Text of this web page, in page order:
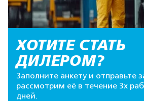
ХОТИТЕ СТАТЬ
ДИЛЕРОМ?
Заполните анкету и отправьте
рассмотрим её в течение 3х
дней.